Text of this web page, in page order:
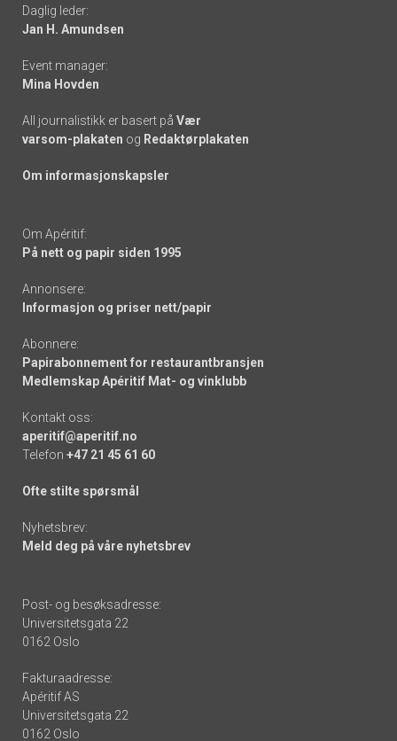
links
Daglig leder:
Jan H. Amundsen
Event manager:
Mina Hovden
All journalistikk er basert på Vær
varsom-plakaten og Redaktørplakaten
Om informasjonskapsler
Om Apéritif:
På nett og papir siden 1995
Annonsere:
Informasjon og priser nett/papir
Abonnere:
Papirabonnement for restaurantbransjen
Medlemskap Apéritif Mat- og vinklubb
Kontakt oss:
aperitif@aperitif.no
Telefon +47 21 45 61 60
Ofte stilte spørsmål
Nyhetsbrev:
Meld deg på våre nyhetsbrev
Post- og besøksadresse:
Universitetsgata 22
0162 Oslo
Fakturaadresse:
Apéritif AS
Universitetsgata 22
0162 Oslo